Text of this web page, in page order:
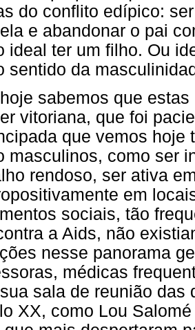
do conflito edípico:
e abandonar o pai
ideal ter um filho. Ou
sentido da
sabemos que
vitoriana, que foi
que vemos hoje
masculinos, como ser
rendoso, ser ativa
em
sociais, tão
a Aids, não
nesse panorama
médicas
sala de reunião das
XX, como Lou